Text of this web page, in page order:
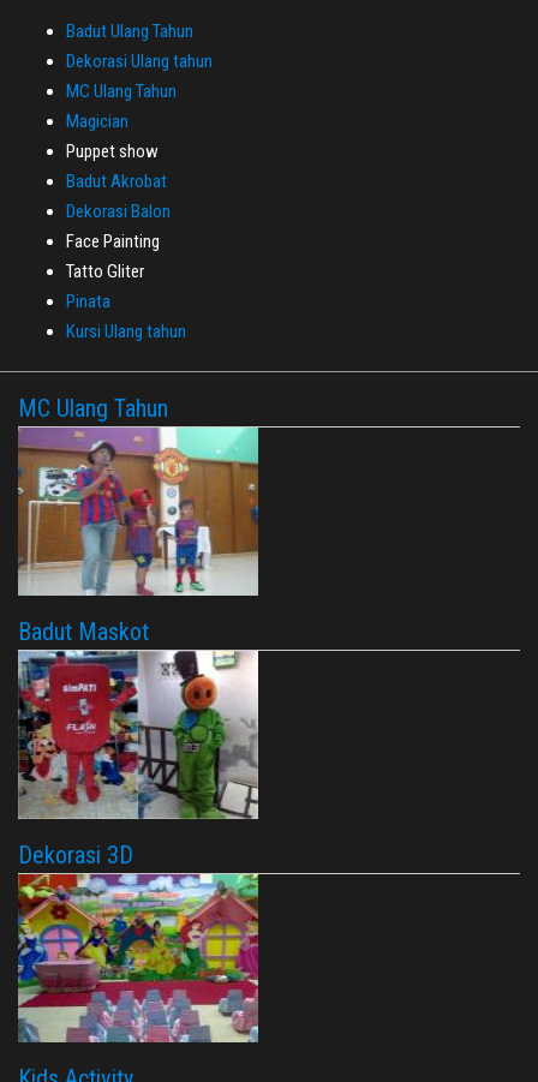
Badut Ulang Tahun
Dekorasi Ulang tahun
MC Ulang Tahun
Magician
Puppet show
Badut Akrobat
Dekorasi Balon
Face Painting
Tatto Gliter
Pinata
Kursi Ulang tahun
MC Ulang Tahun
Badut Maskot
Dekorasi 3D